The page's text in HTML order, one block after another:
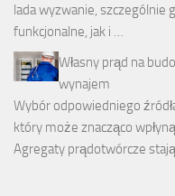
lada wyzwanie, szczególnie
funkcjonalne, jak i …
Własny prąd na
wynajem
Wybór odpowiedniego
który może znacząco
Agregaty prądotwórcze